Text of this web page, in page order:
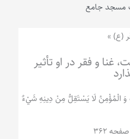
مسجد جامع
(ع) »
غنا و فقر در او تأثیر
الْمُؤْمِنُ لَا يَسْتَقِلُّ مِنْ دِينِهِ شَيْ‌ءٌ